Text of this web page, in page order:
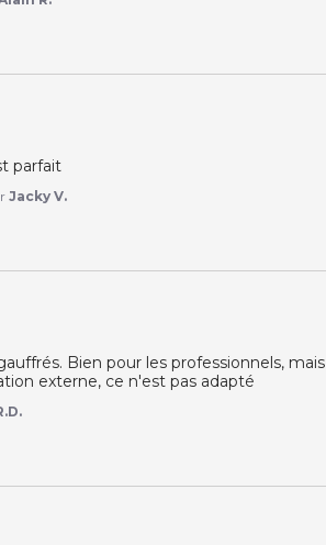
parfait
Jacky V.
Bien pour les professionnels, mais
externe, ce n'est pas adapté